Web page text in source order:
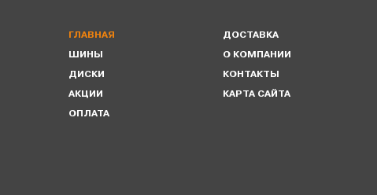
ГЛАВНАЯ
ШИНЫ
ДИСКИ
АКЦИИ
ОПЛАТА
ДОСТАВКА
О КОМПАНИИ
КОНТАКТЫ
КАРТА САЙТА